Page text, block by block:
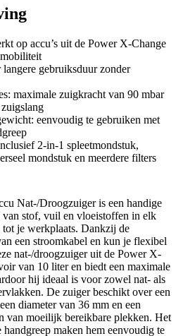
op accu’s uit de Power X-Change
gebruiksduur zonder
maximale zuigkracht van 90 mbar
eenvoudig te gebruiken met
2-in-1 spleetmondstuk,
mondstuk en meerdere filters
Nat-/Droogzuiger is een handige
stof, vuil en vloeistoffen in elk
je werkplaats. Dankzij de
een stroomkabel en kun je flexibel
nat-/droogzuiger uit de Power X-
van 10 liter en biedt een maximale
hij ideaal is voor zowel nat- als
De zuiger beschikt over een
diameter van 36 mm en een
van moeilijk bereikbare plekken. Het
maken hem eenvoudig te